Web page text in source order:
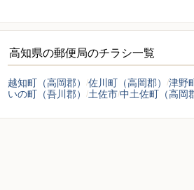
高知県の郵便局のチラシ一覧
越知町（高岡郡） 佐川町（高岡郡） 津野
いの町（吾川郡）
土佐市中土佐町（高岡